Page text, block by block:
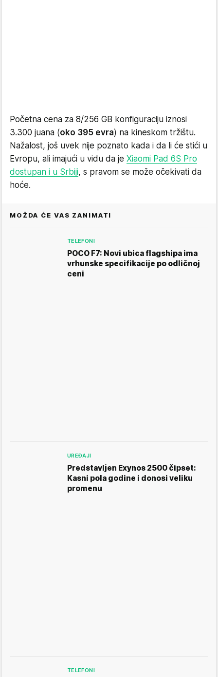
Početna cena za 8/256 GB konfiguraciju iznosi
3.300 juana (oko 395 evra) na kineskom tržištu.
Nažalost, još uvek nije poznato kada i da li će stići u
Evropu, ali imajući u vidu da je Xiaomi Pad 6S Pro
dostupan i u Srbiji, s pravom se može očekivati da
hoće.
MOŽDA ĆE VAS ZANIMATI
TELEFONI
POCO F7: Novi ubica flagshipa ima
vrhunske specifikacije po odličnoj
ceni
UREĐAJI
Predstavljen Exynos 2500 čipset:
Kasni pola godine i donosi veliku
promenu
TELEFONI